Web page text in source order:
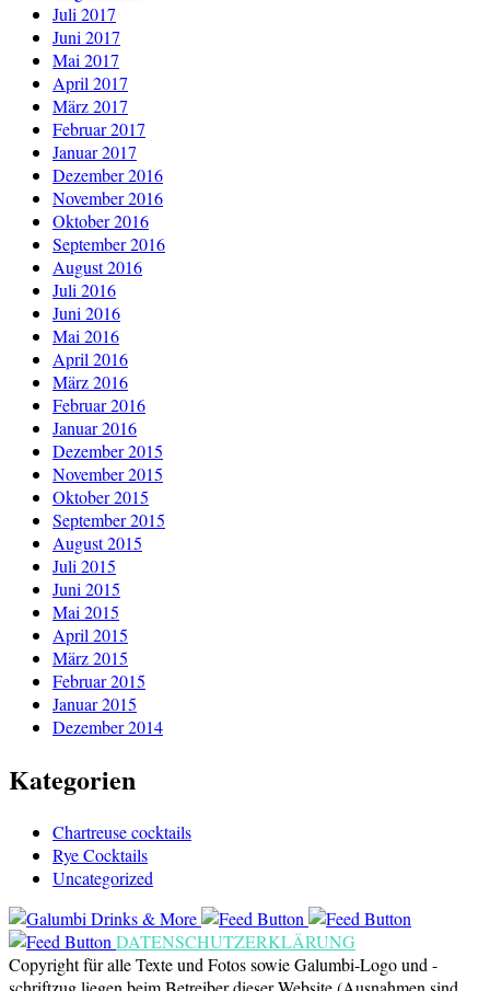
Juli 2017
Juni 2017
Mai 2017
April 2017
März 2017
Februar 2017
Januar 2017
Dezember 2016
November 2016
Oktober 2016
September 2016
August 2016
Juli 2016
Juni 2016
Mai 2016
April 2016
März 2016
Februar 2016
Januar 2016
Dezember 2015
November 2015
Oktober 2015
September 2015
August 2015
Juli 2015
Juni 2015
Mai 2015
April 2015
März 2015
Februar 2015
Januar 2015
Dezember 2014
Kategorien
Chartreuse cocktails
Rye Cocktails
Uncategorized
DATENSCHUTZERKLÄRUNG
Copyright für alle Texte und Fotos sowie Galumbi-Logo und -